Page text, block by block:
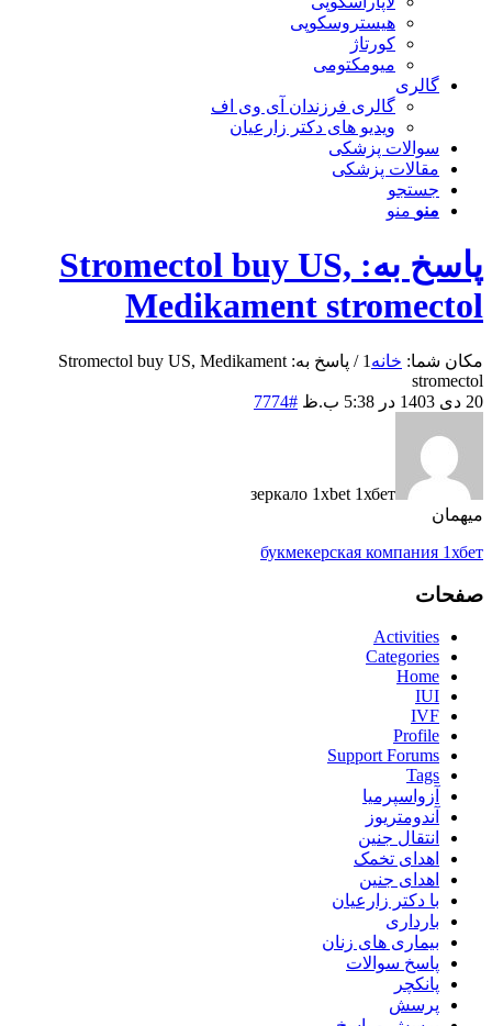
هیستروسکوپی
کورتاژ
میومکتومی
گالری
گالری فرزندان آی وی اف
ویدیو های دکتر زارعیان
سوالات پزشکی
مقالات پزشکی
جستجو
منو منو
پاسخ به: Stromectol buy US,
Medikament stromectol
مکان شما: خانه 1
/
پاسخ به: Stromectol buy US, Medikament
stromectol
20 دی 1403 در 5:38 ب.ظ
#7774
зеркало 1xbet 1хбет
میهمان
букмекерская компания 1хбет
صفحات
Activities
Categories
Home
IUI
IVF
Profile
Support Forums
Tags
آزواسپرمیا
آندومتریوز
انتقال جنین
اهدای تخمک
اهدای جنین
با دکتر زارعیان
بارداری
بیماری های زنان
پاسخ سوالات
پانکچر
پرسش